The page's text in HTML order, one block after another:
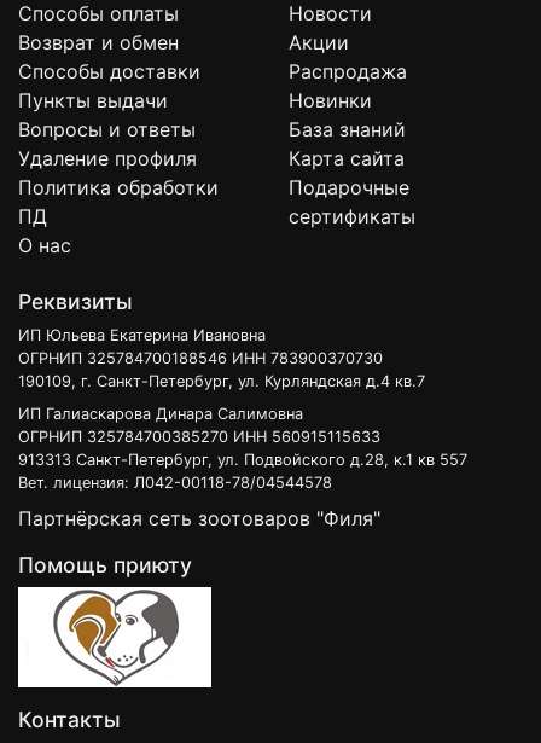
Способы оплаты
Возврат и обмен
Способы доставки
Пункты выдачи
Вопросы и ответы
Удаление профиля
Политика обработки
ПД
О нас
Новости
Акции
Распродажа
Новинки
База знаний
Карта сайта
Подарочные
сертификаты
Реквизиты
ИП Юльева Екатерина Ивановна
ОГРНИП 325784700188546 ИНН 783900370730
190109, г. Санкт-Петербург, ул. Курляндская д.4 кв.7
ИП Галиаскарова Динара Салимовна
ОГРНИП 325784700385270 ИНН 560915115633
913313 Санкт-Петербург, ул. Подвойского д.28, к.1 кв 557
Вет. лицензия: Л042-00118-78/04544578
Партнёрская сеть зоотоваров "Филя"
Помощь приюту
Контакты